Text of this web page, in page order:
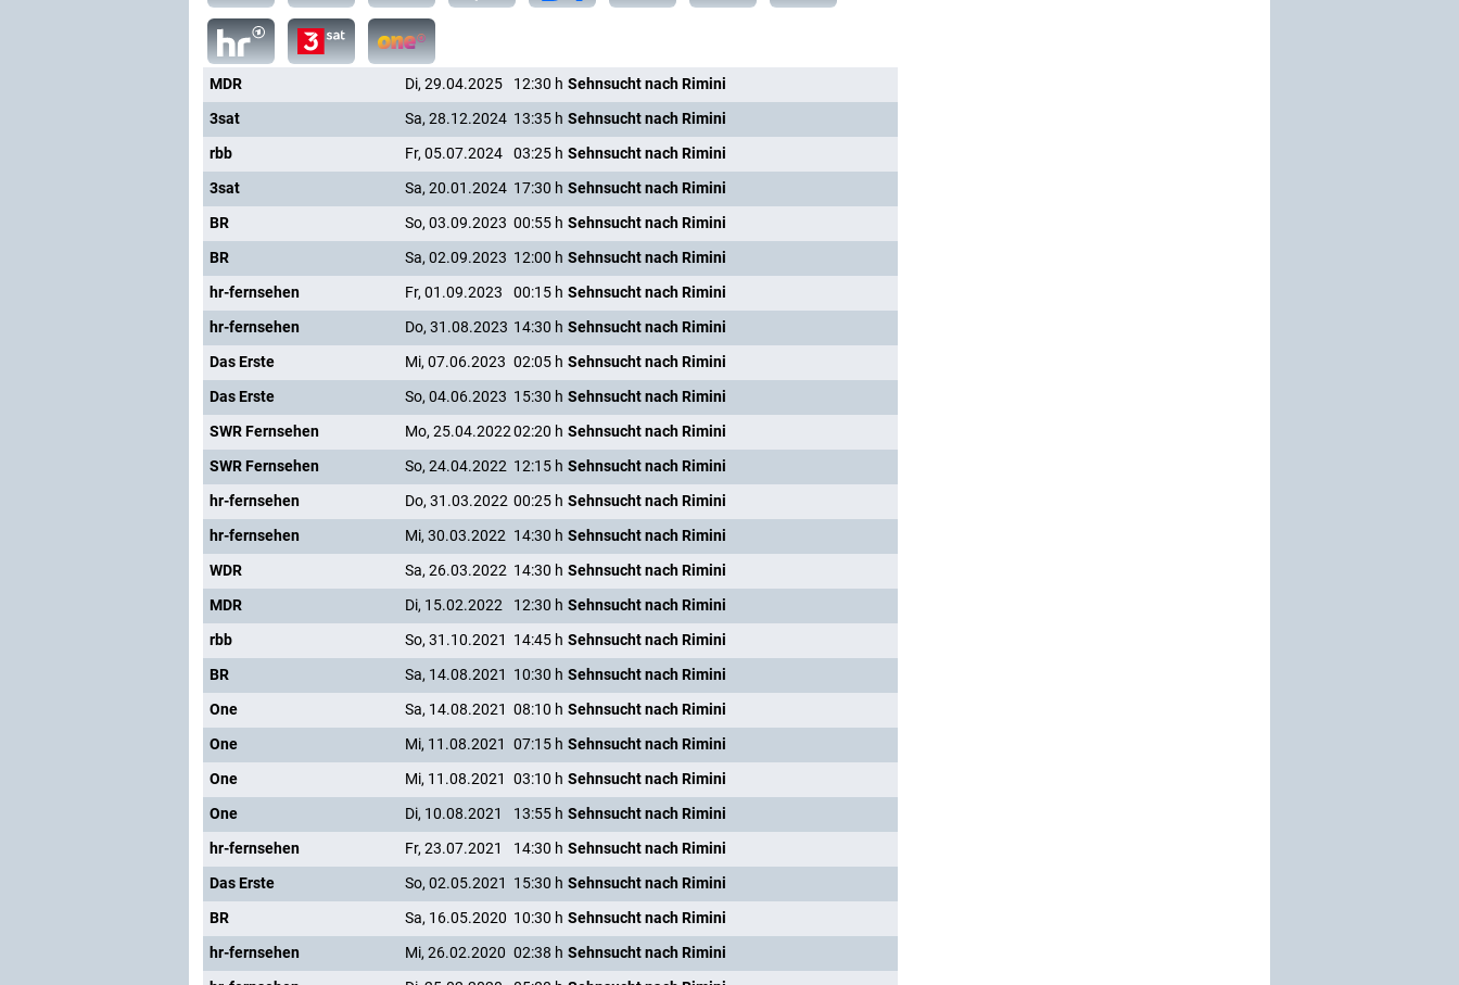
MDR Di, 29.04.2025 12:30 h Sehnsucht nach Rimini
3sat
Sa, 28.12.2024 13:35 h Sehnsucht nach Rimini
rbb
Fr, 05.07.2024 03:25 h Sehnsucht nach Rimini
3sat
Sa, 20.01.2024 17:30 h Sehnsucht nach Rimini
BR
So, 03.09.2023 00:55 h Sehnsucht nach Rimini
BR
Sa, 02.09.2023 12:00 h Sehnsucht nach Rimini
hr-fernsehen
Fr, 01.09.2023 00:15 h Sehnsucht nach Rimini
hr-fernsehen
Do, 31.08.2023 14:30 h Sehnsucht nach Rimini
Das Erste
Mi, 07.06.2023 02:05 h Sehnsucht nach Rimini
Das Erste
So, 04.06.2023 15:30 h Sehnsucht nach Rimini
SWR Fernsehen
Mo, 25.04.202202:20 h Sehnsucht nach Rimini
SWR Fernsehen
So, 24.04.2022 12:15 h Sehnsucht nach Rimini
hr-fernsehen
Do, 31.03.2022 00:25 h Sehnsucht nach Rimini
hr-fernsehen
Mi, 30.03.2022 14:30 h Sehnsucht nach Rimini
WDR
Sa, 26.03.2022 14:30 h Sehnsucht nach Rimini
MDR
Di, 15.02.2022 12:30 h Sehnsucht nach Rimini
rbb
So, 31.10.2021 14:45 h Sehnsucht nach Rimini
BR
Sa, 14.08.2021 10:30 h Sehnsucht nach Rimini
One
Sa, 14.08.2021 08:10 h Sehnsucht nach Rimini
One
Mi, 11.08.2021 07:15 h Sehnsucht nach Rimini
One
Mi, 11.08.2021 03:10 h Sehnsucht nach Rimini
One
Di, 10.08.2021 13:55 h Sehnsucht nach Rimini
hr-fernsehen
Fr, 23.07.2021 14:30 h Sehnsucht nach Rimini
Das Erste
So, 02.05.2021 15:30 h Sehnsucht nach Rimini
BR
Sa, 16.05.2020 10:30 h Sehnsucht nach Rimini
hr-fernsehen
Mi, 26.02.2020 02:38 h Sehnsucht nach Rimini